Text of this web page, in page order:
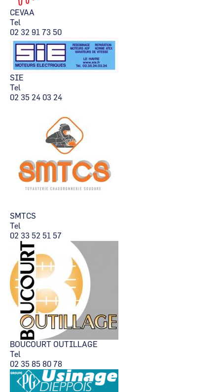
CEVAA
Tel
02 32 91 73 50
SIE
Tel
02 35 24 03 24
SMTCS
Tel
02 33 52 51 57
BOUCOURT OUTILLAGE
Tel
02 35 85 80 78